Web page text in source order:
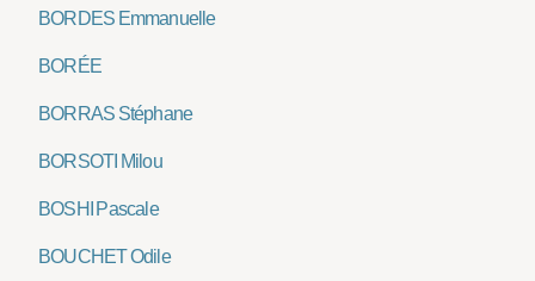
BORDES Emmanuelle
BORÉE
BORRAS Stéphane
BORSOTI Milou
BOSHI Pascale
BOUCHET Odile